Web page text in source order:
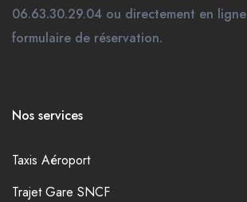
06.63.30.29.04 ou directement en
formulaire de réservation.
Nos services
Taxis Aéroport
Trajet Gare SNCF